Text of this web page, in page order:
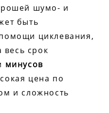
шумо- и
быть
циклевания,
весь срок
минусов
цена по
и сложность